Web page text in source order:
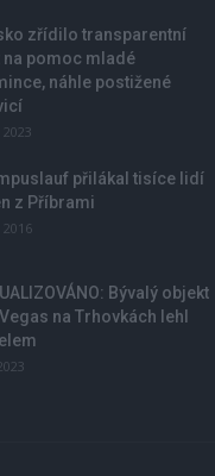
zřídilo transparentní
na pomoc mladé
náhle postižené
2023
přilákal tisíce lidí
z Příbrami
2016
Bývalý objekt
Vegas na Trhovkách lehl